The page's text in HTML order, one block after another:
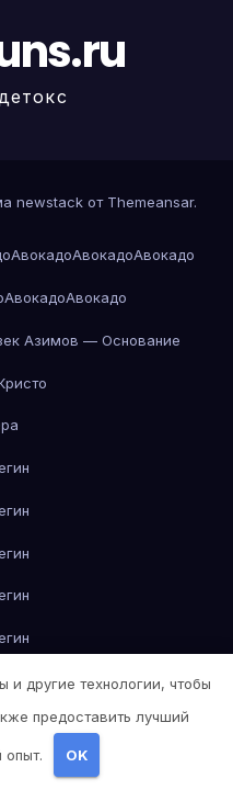
newstack от Themeansar.
АвокадоАвокадоАвокадо
АвокадоАвокадо
Азимов — Основание
и другие технологии, чтобы
предоставить лучший
опыт. OK